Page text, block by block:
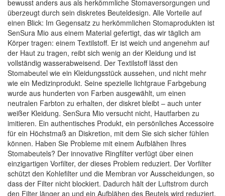
bewusst anders aus als herkömmliche Stomaversorgungen und
überzeugt durch sein diskretes Beuteldesign. Alle Vorteile auf
einen Blick: Im Gegensatz zu herkömmlichen Stomaprodukten ist
SenSura Mio aus einem Material gefertigt, das wir täglich am
Körper tragen: einem Textilstoff. Er ist weich und angenehm auf
der Haut zu tragen, reibt sich wenig an der Kleidung und ist
vollständig wasserabweisend. Der Textilstoff lässt den
Stomabeutel wie ein Kleidungsstück aussehen, und nicht mehr
wie ein Medizinprodukt. Seine spezielle lichtgraue Farbgebung
wurde aus hunderten von Farben ausgewählt, um einen
neutralen Farbton zu erhalten, der diskret bleibt – auch unter
weißer Kleidung. SenSura Mio versucht nicht, Hautfarben zu
imitieren. Ein authentisches Produkt, ein persönliches Accessoire
für ein Höchstmaß an Diskretion, mit dem Sie sich sicher fühlen
können. Haben Sie Probleme mit einem Aufblähen Ihres
Stomabeutels? Der innovative Ringfilter verfügt über einen
einzigartigen Vorfilter, der dieses Problem reduziert. Der Vorfilter
schützt den Kohlefilter und die Membran vor Ausscheidungen, so
dass der Filter nicht blockiert. Dadurch hält der Luftstrom durch
den Filter länger an und ein Aufblähen des Beutels wird reduziert.